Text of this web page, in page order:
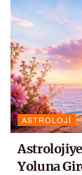
ASTROLOJI
Astrolojiye
Yoluna